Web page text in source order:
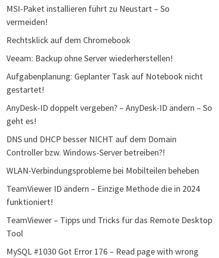
MSI-Paket installieren führt zu Neustart – So
vermeiden!
Rechtsklick auf dem Chromebook
Veeam: Backup ohne Server wiederherstellen!
Aufgabenplanung: Geplanter Task auf Notebook nicht
gestartet!
AnyDesk-ID doppelt vergeben? – AnyDesk-ID ändern – So
geht es!
DNS und DHCP besser NICHT auf dem Domain
Controller bzw. Windows-Server betreiben?!
WLAN-Verbindungsprobleme bei Mobilteilen beheben
TeamViewer ID ändern – Einzige Methode die in 2024
funktioniert!
TeamViewer – Tipps und Tricks für das Remote Desktop
Tool
MySQL #1030 Got Error 176 – Read page with wrong